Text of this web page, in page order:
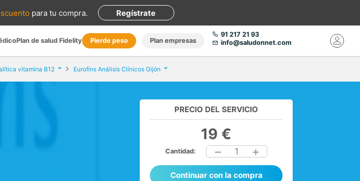
para tu compra. Regístrate
Plan de salud Fidelity Pierde peso Plan empresas
91 217 21 93
info@saludonnet.com
vitamina B12 Eurofins Análisis Clínicos Gijón
PRECIO DEL SERVICIO
19 €
Cantidad: 1
Continuar con la compra